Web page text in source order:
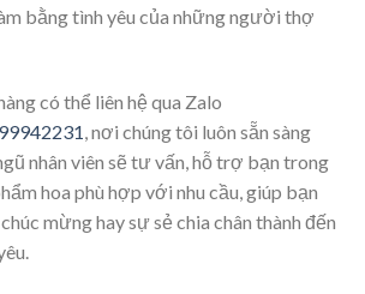
bằng tình yêu của những người thợ
có thể liên hệ qua Zalo
, nơi chúng tôi luôn sẵn sàng
nhân viên sẽ tư vấn, hỗ trợ bạn trong
hoa phù hợp với nhu cầu, giúp bạn
mừng hay sự sẻ chia chân thành đến